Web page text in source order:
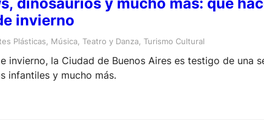
invierno
Plásticas Música Teatro y Danza Turismo Cultural
invierno, la Ciudad de Buenos Aires es testigo de una
infantiles y mucho más.